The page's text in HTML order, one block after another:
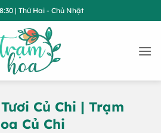
| Thứ Hai - Chủ Nhật
Củ Chi | Trạm
Củ Chi